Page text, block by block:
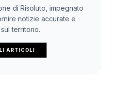
di Risoluto, impegnato
notizie accurate e
territorio.
ARTICOLI